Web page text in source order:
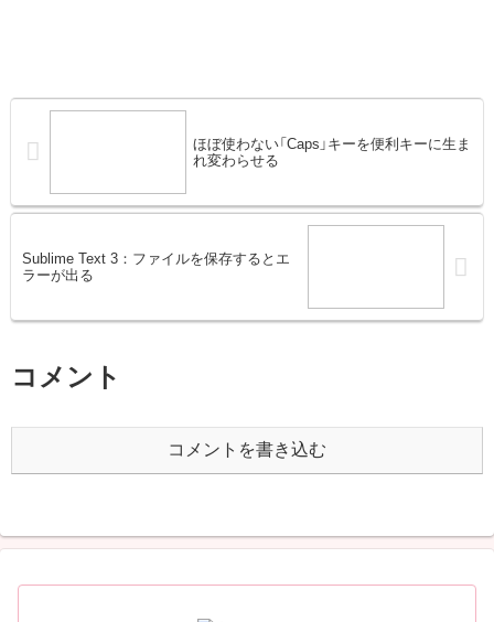
ほぼ使わない「Caps」キーを便利キーに生ま
れ変わらせる
Sublime Text 3：ファイルを保存するとエ
ラーが出る
コメント
コメントを書き込む